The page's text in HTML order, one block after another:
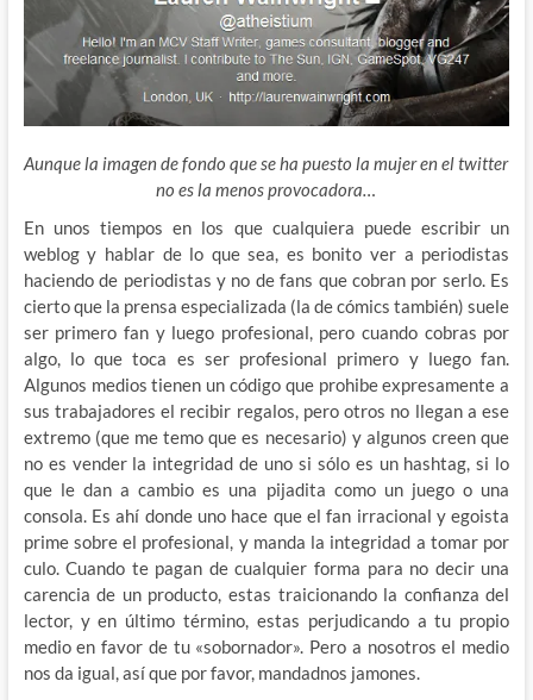
Aunque la imagen de fondo que se ha puesto la mujer en el twitter
no es la menos provocadora…
En unos tiempos en los que cualquiera puede escribir un
weblog y hablar de lo que sea, es bonito ver a periodistas
haciendo de periodistas y no de fans que cobran por serlo. Es
cierto que la prensa especializada (la de cómics también) suele
ser primero fan y luego profesional, pero cuando cobras por
algo, lo que toca es ser profesional primero y luego fan.
Algunos medios tienen un código que prohibe expresamente a
sus trabajadores el recibir regalos, pero otros no llegan a ese
extremo (que me temo que es necesario) y algunos creen que
no es vender la integridad de uno si sólo es un hashtag, si lo
que le dan a cambio es una pijadita como un juego o una
consola. Es ahí donde uno hace que el fan irracional y egoista
prime sobre el profesional, y manda la integridad a tomar por
culo. Cuando te pagan de cualquier forma para no decir una
carencia de un producto, estas traicionando la confianza del
lector, y en último término, estas perjudicando a tu propio
medio en favor de tu «sobornador». Pero a nosotros el medio
nos da igual, así que por favor, mandadnos jamones.